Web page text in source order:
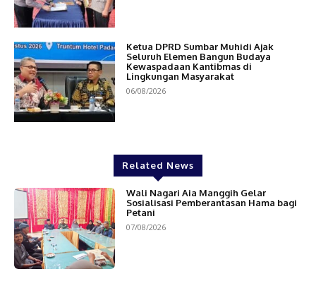
Ketua DPRD Sumbar Muhidi Ajak
Seluruh Elemen Bangun Budaya
Kewaspadaan Kantibmas di
Lingkungan Masyarakat
06/08/2026
Related News
Wali Nagari Aia Manggih Gelar
Sosialisasi Pemberantasan Hama bagi
Petani
07/08/2026